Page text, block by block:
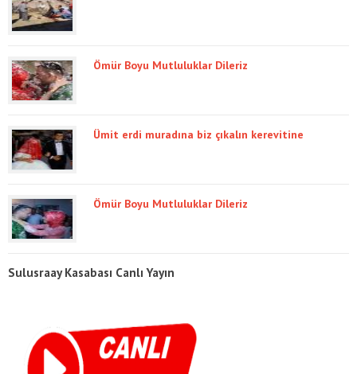
Ömür Boyu Mutluluklar Dileriz
Ümit erdi muradına biz çıkalın kerevitine
Ömür Boyu Mutluluklar Dileriz
Sulusraay Kasabası Canlı Yayın